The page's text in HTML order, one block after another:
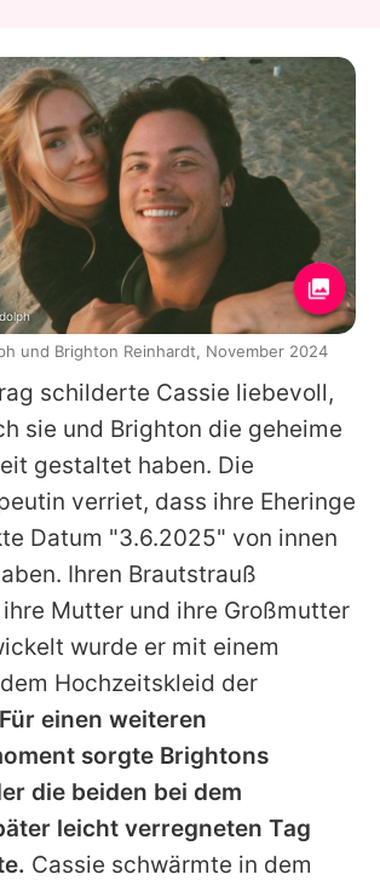
schilderte Cassie liebevoll,
sie und Brighton die geheime
gestaltet haben. Die
verriet, dass ihre Eheringe
Datum "3.6.2025" von innen
Ihren Brautstrauß
Mutter und ihre Großmutter
wurde er mit einem
Hochzeitskleid der
Für einen weiteren
sorgte Brightons
die beiden bei dem
leicht verregneten Tag
Cassie schwärmte in dem
und Brighton Reinhardt, November 2024